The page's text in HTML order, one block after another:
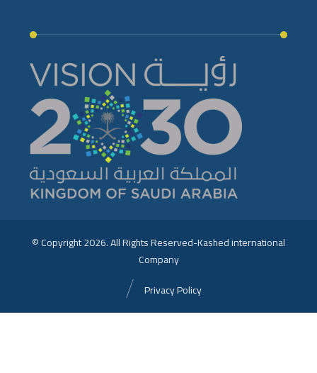
© Copyright 2026. All Rights Reserved-Kashed international
Company
Privacy Policy